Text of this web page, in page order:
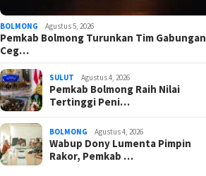
BOLMONG Agustus 5, 2026
Pemkab Bolmong Turunkan Tim Gabungan
Ceg…
SULUT Agustus 4, 2026
Pemkab Bolmong Raih Nilai
Tertinggi Peni…
BOLMONG Agustus 4, 2026
Wabup Dony Lumenta Pimpin
Rakor, Pemkab …